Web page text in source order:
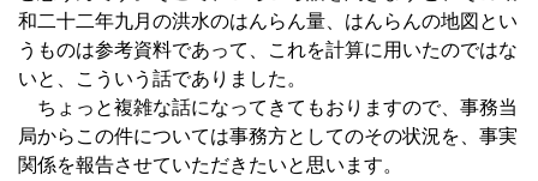
和二十二年九月の洪水のはんらん量、はんらんの地図とい
うものは参考資料であって、これを計算に用いたのではな
いと、こういう話でありました。
ちょっと複雑な話になってきてもおりますので、事務当
局からこの件については事務方としてのその状況を、事実
関係を報告させていただきたいと思います。